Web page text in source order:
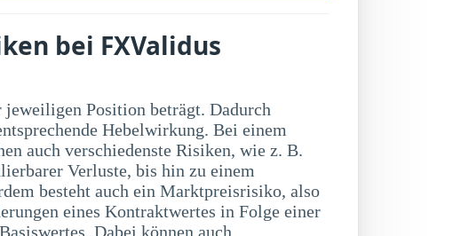
bei FXValidus